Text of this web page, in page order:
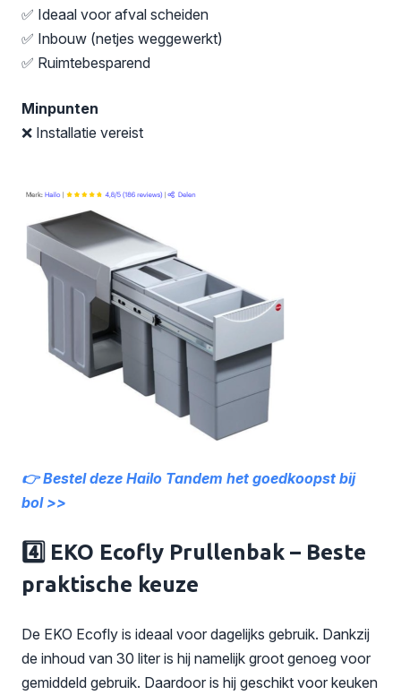
✅ Ideaal voor afval scheiden
✅ Inbouw (netjes weggewerkt)
✅ Ruimtebesparend
Minpunten
❌ Installatie vereist
👉 Bestel deze Hailo Tandem het goedkoopst bij
bol >>
4️⃣ EKO Ecofly Prullenbak – Beste
praktische keuze
De EKO Ecofly is ideaal voor dagelijks gebruik. Dankzij
de inhoud van 30 liter is hij namelijk groot genoeg voor
gemiddeld gebruik. Daardoor is hij geschikt voor keuken